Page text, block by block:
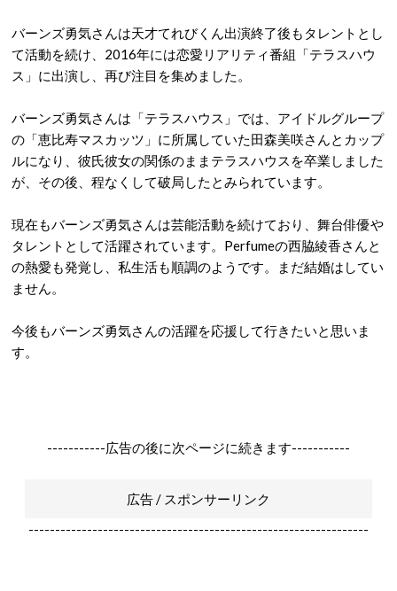
バーンズ勇気さんは天才てれびくん出演終了後もタレントとし
て活動を続け、2016年には恋愛リアリティ番組「テラスハウ
ス」に出演し、再び注目を集めました。
バーンズ勇気さんは「テラスハウス」では、アイドルグループ
の「恵比寿マスカッツ」に所属していた田森美咲さんとカップ
ルになり、彼氏彼女の関係のままテラスハウスを卒業しました
が、その後、程なくして破局したとみられています。
現在もバーンズ勇気さんは芸能活動を続けており、舞台俳優や
タレントとして活躍されています。Perfumeの西脇綾香さんと
の熱愛も発覚し、私生活も順調のようです。まだ結婚はしてい
ません。
今後もバーンズ勇気さんの活躍を応援して行きたいと思いま
す。
-----------広告の後に次ページに続きます-----------
広告 / スポンサーリンク
----------------------------------------------------------------